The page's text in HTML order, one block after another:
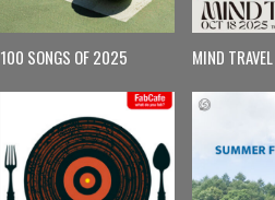
100 SONGS OF 2025 MIND TRAVEL